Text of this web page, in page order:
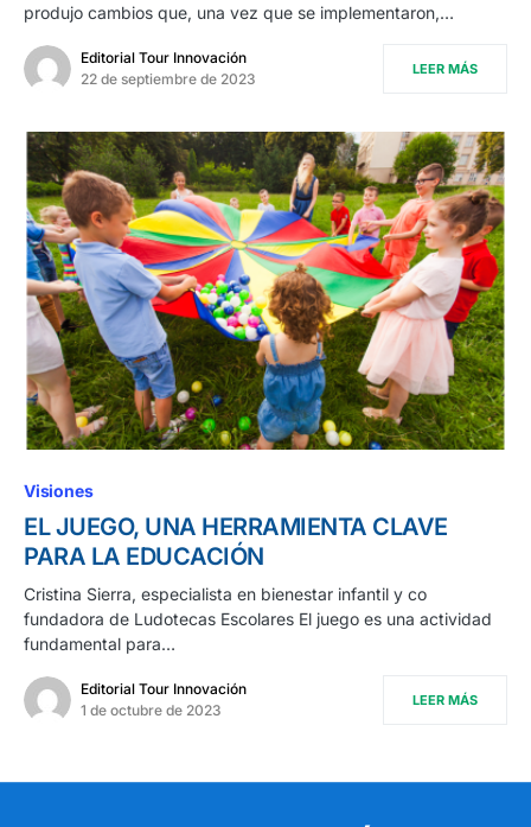
produjo cambios que, una vez que se implementaron,…
Editorial Tour Innovación
22 de septiembre de 2023
LEER MÁS
Visiones
EL JUEGO, UNA HERRAMIENTA CLAVE
PARA LA EDUCACIÓN
Cristina Sierra, especialista en bienestar infantil y co
fundadora de Ludotecas Escolares El juego es una actividad
fundamental para…
Editorial Tour Innovación
1 de octubre de 2023
LEER MÁS